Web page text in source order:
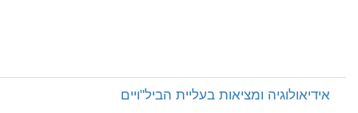
אידיאולוגיה ומציאות בעליית הביל"ויים